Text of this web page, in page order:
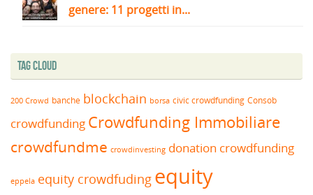
genere: 11 progetti in...
Tag Cloud
200 Crowd banche blockchain borsa civic crowdfunding Consob
crowdfunding Crowdfunding Immobiliare
crowdfundme crowdinvesting donation crowdfunding
eppela equity crowdfuding equity